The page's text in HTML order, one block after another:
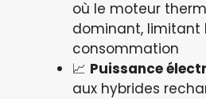
où le moteur
dominant, limitant
consommation
📈 Puissance
aux hybrides